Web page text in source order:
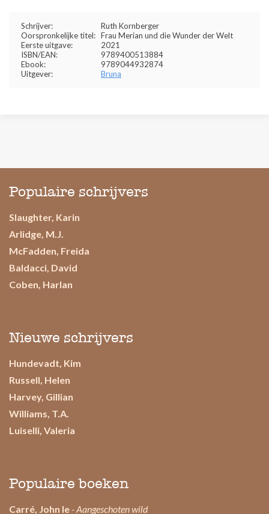
Schrijver:
Ruth Kornberger
Oorspronkelijke titel: Frau Merian und die Wunder der Welt
Eerste uitgave:
2021
ISBN/EAN:
9789400513884
Ebook:
9789044932874
Uitgever:
Bruna
Populaire schrijvers
Slaughter, Karin
Arlidge, M.J.
McFadden, Freida
Baldacci, David
Coben, Harlan
Nieuwe schrijvers
Hundevadt, Kim
Russell, Helen
Harvey, Gillian
Williams, T.A.
Luiselli, Valeria
Populaire boeken
Carré, John le - Aangeschoten wild